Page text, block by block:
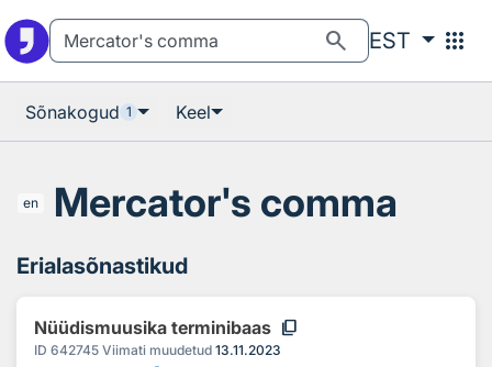
search EST apps
Sõnakogud 1 Keel
en Mercator's comma
Erialasõnastikud
Nüüdismuusika terminibaas content_copy
ID 642745 Viimati muudetud 13.11.2023